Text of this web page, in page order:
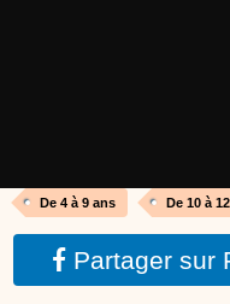
De 4 à 9 ans De 10 à
Partager sur